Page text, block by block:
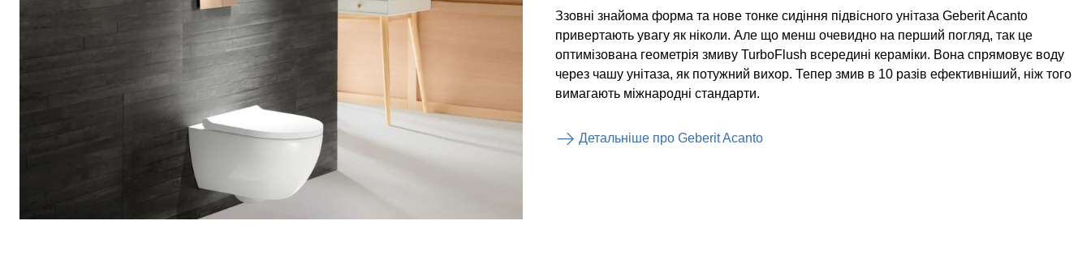
Ззовні знайома форма та нове тонке сидіння підвісного унітаза Geberit Acanto
привертають увагу як ніколи. Але що менш очевидно на перший погляд, так це
оптимізована геометрія змиву TurboFlush всередині кераміки. Вона спрямовує воду
через чашу унітаза, як потужний вихор. Тепер змив в 10 разів ефективніший, ніж того
вимагають міжнародні стандарти.
Детальніше про Geberit Acanto